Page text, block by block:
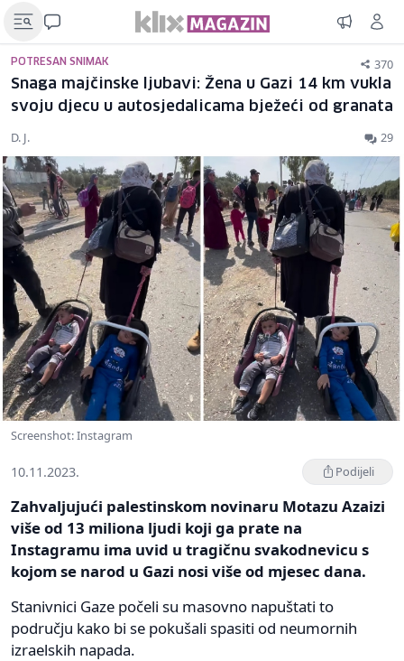
POTRESAN SNIMAK 370
Snaga majčinske ljubavi: Žena u Gazi 14 km vukla
svoju djecu u autosjedalicama bježeći od granata
D. J. 29
Screenshot: Instagram
10.11.2023. Podijeli
Zahvaljujući palestinskom novinaru Motazu Azaizi
više od 13 miliona ljudi koji ga prate na
Instagramu ima uvid u tragičnu svakodnevicu s
kojom se narod u Gazi nosi više od mjesec dana.
Stanivnici Gaze počeli su masovno napuštati to
području kako bi se pokušali spasiti od neumornih
izraelskih napada.